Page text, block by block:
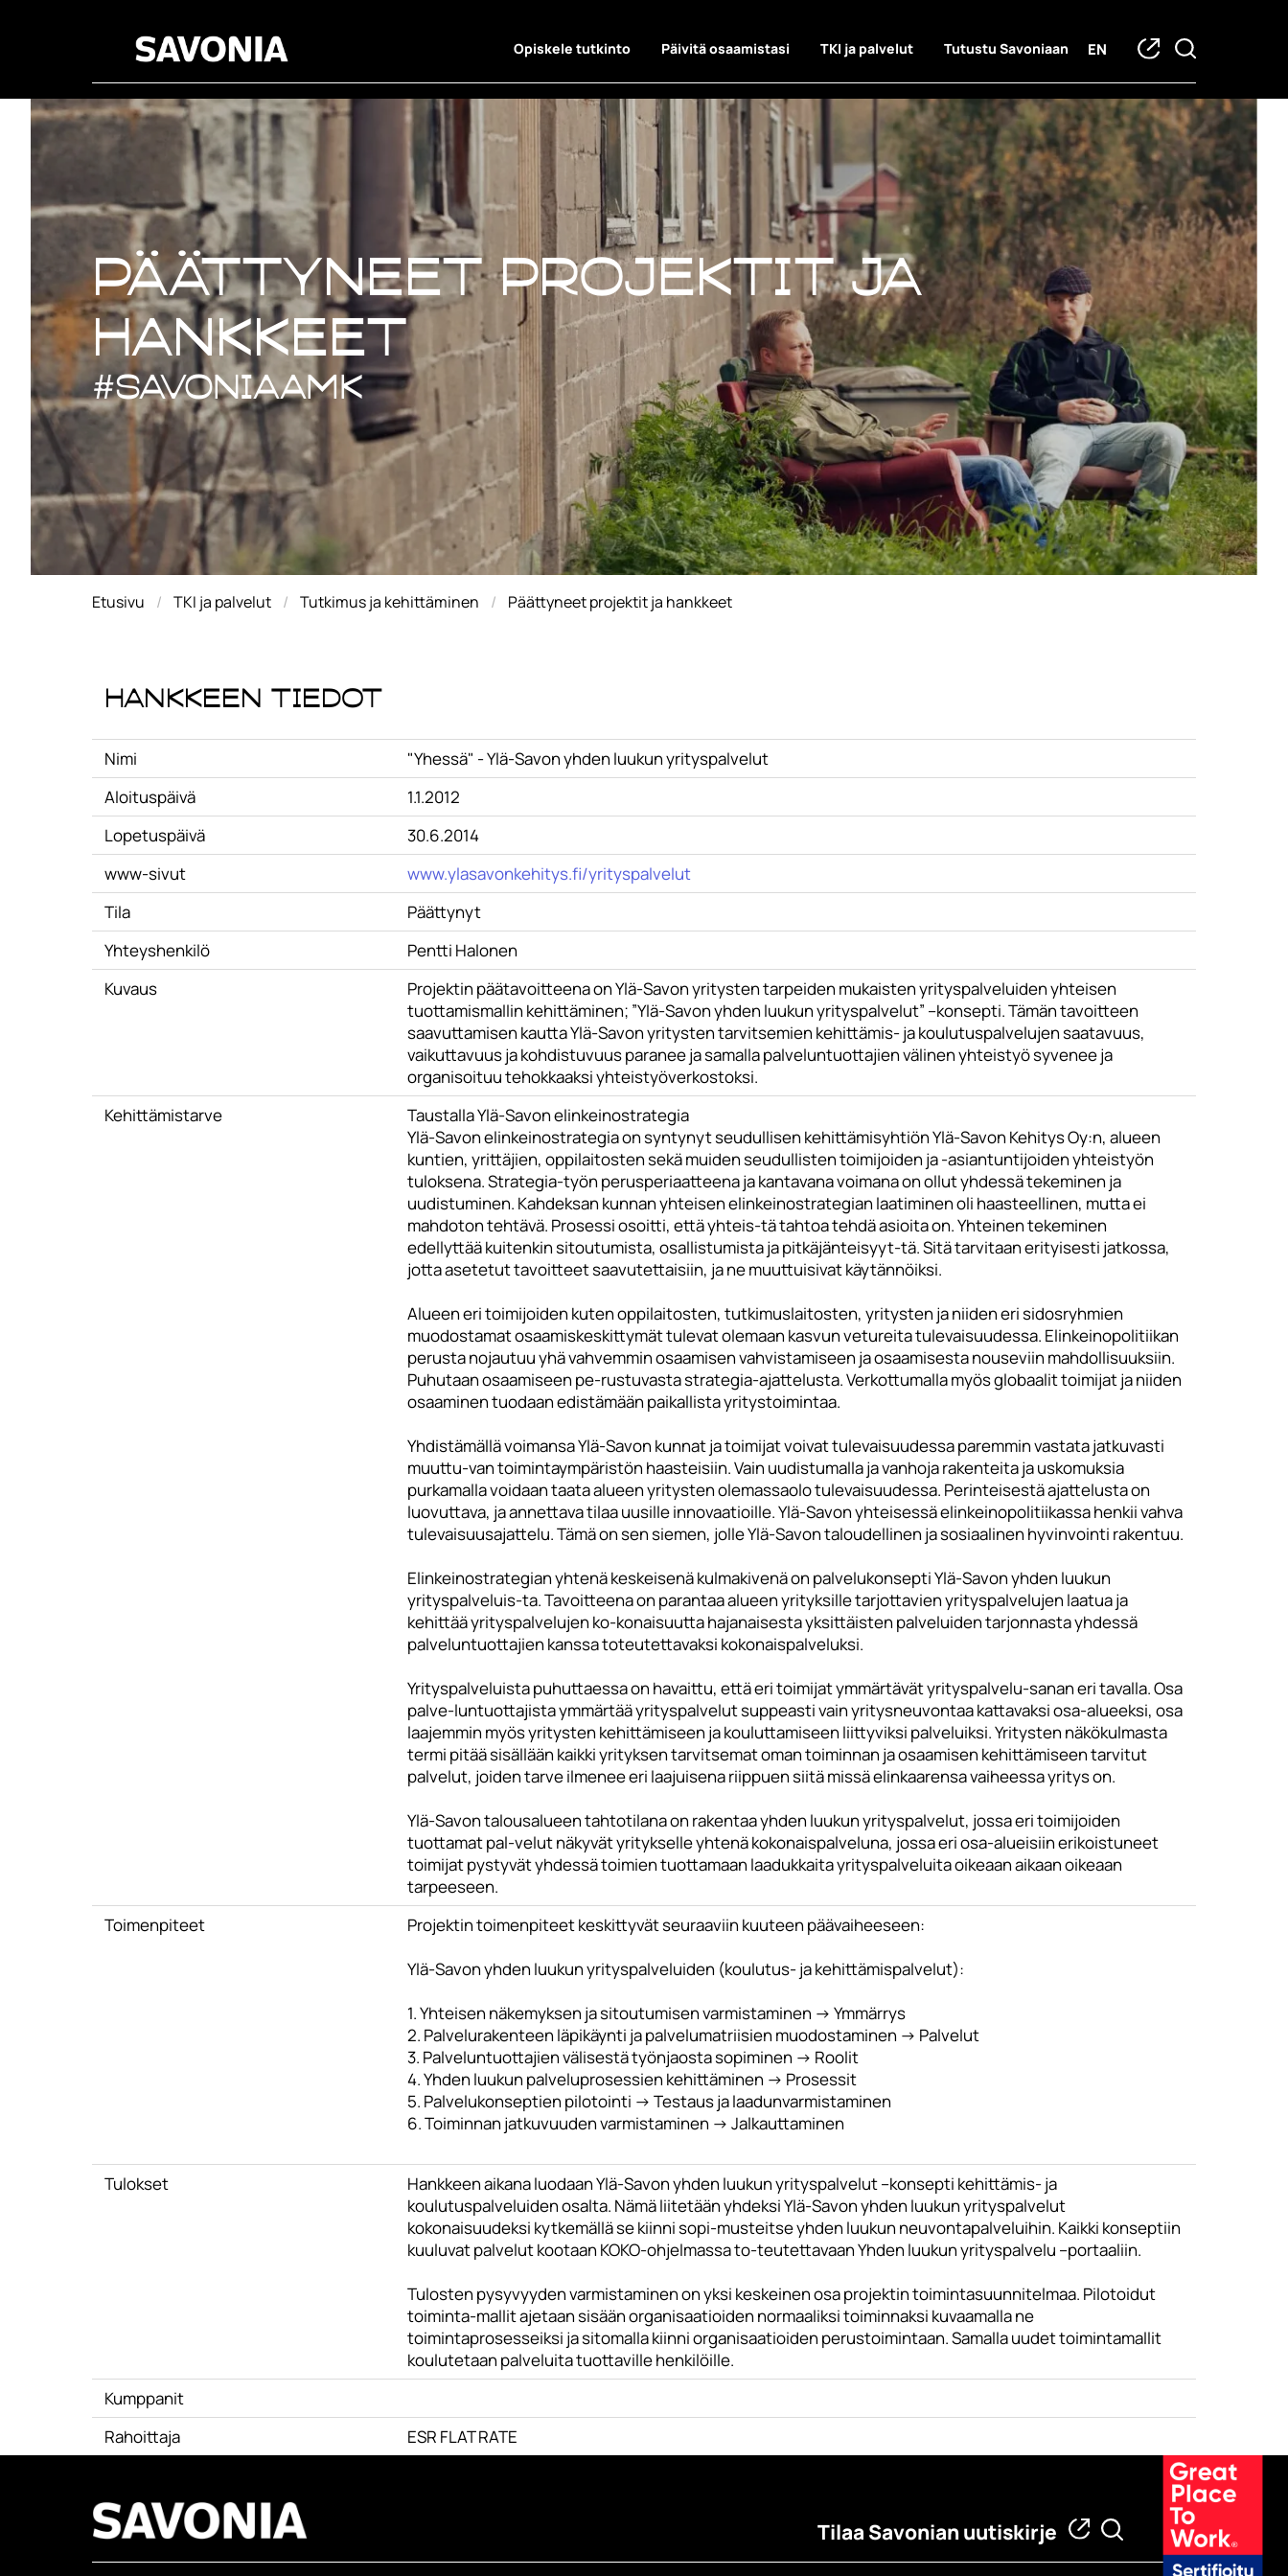
Opiskele tutkinto Päivitä osaamistasi TKI ja palvelut Tutustu Savoniaan EN
Päättyneet projektit ja hankkeet
Päättyneet projektit ja
hankkeet
#savoniaAMK
Etusivu TKI ja palvelut Tutkimus ja kehittäminen Päättyneet projektit ja hankkeet
Hankkeen tiedot
Nimi
"Yhessä" - Ylä-Savon yhden luukun yrityspalvelut
Aloituspäivä
1.1.2012
Lopetuspäivä
30.6.2014
www-sivut
www.ylasavonkehitys.fi/yrityspalvelut
Tila
Päättynyt
Yhteyshenkilö
Pentti Halonen
Kuvaus
Projektin päätavoitteena on Ylä-Savon yritysten tarpeiden mukaisten yrityspalveluiden yhteisen
tuottamismallin kehittäminen; ”Ylä-Savon yhden luukun yrityspalvelut” –konsepti. Tämän tavoitteen
saavuttamisen kautta Ylä-Savon yritysten tarvitsemien kehittämis- ja koulutuspalvelujen saatavuus,
vaikuttavuus ja kohdistuvuus paranee ja samalla palveluntuottajien välinen yhteistyö syvenee ja
organisoituu tehokkaaksi yhteistyöverkostoksi.
Kehittämistarve
Taustalla Ylä-Savon elinkeinostrategia
Ylä-Savon elinkeinostrategia on syntynyt seudullisen kehittämisyhtiön Ylä-Savon Kehitys Oy:n, alueen
kuntien, yrittäjien, oppilaitosten sekä muiden seudullisten toimijoiden ja -asiantuntijoiden yhteistyön
tuloksena. Strategia-työn perusperiaatteena ja kantavana voimana on ollut yhdessä tekeminen ja
uudistuminen. Kahdeksan kunnan yhteisen elinkeinostrategian laatiminen oli haasteellinen, mutta ei
mahdoton tehtävä. Prosessi osoitti, että yhteis-tä tahtoa tehdä asioita on. Yhteinen tekeminen
edellyttää kuitenkin sitoutumista, osallistumista ja pitkäjänteisyyt-tä. Sitä tarvitaan erityisesti jatkossa,
jotta asetetut tavoitteet saavutettaisiin, ja ne muuttuisivat käytännöiksi.
Alueen eri toimijoiden kuten oppilaitosten, tutkimuslaitosten, yritysten ja niiden eri sidosryhmien
muodostamat osaamiskeskittymät tulevat olemaan kasvun vetureita tulevaisuudessa. Elinkeinopolitiikan
perusta nojautuu yhä vahvemmin osaamisen vahvistamiseen ja osaamisesta nouseviin mahdollisuuksiin.
Puhutaan osaamiseen pe-rustuvasta strategia-ajattelusta. Verkottumalla myös globaalit toimijat ja niiden
osaaminen tuodaan edistämään paikallista yritystoimintaa.
Yhdistämällä voimansa Ylä-Savon kunnat ja toimijat voivat tulevaisuudessa paremmin vastata jatkuvasti
muuttu-van toimintaympäristön haasteisiin. Vain uudistumalla ja vanhoja rakenteita ja uskomuksia
purkamalla voidaan taata alueen yritysten olemassaolo tulevaisuudessa. Perinteisestä ajattelusta on
luovuttava, ja annettava tilaa uusille innovaatioille. Ylä-Savon yhteisessä elinkeinopolitiikassa henkii vahva
tulevaisuusajattelu. Tämä on sen siemen, jolle Ylä-Savon taloudellinen ja sosiaalinen hyvinvointi rakentuu.
Elinkeinostrategian yhtenä keskeisenä kulmakivenä on palvelukonsepti Ylä-Savon yhden luukun
yrityspalveluis-ta. Tavoitteena on parantaa alueen yrityksille tarjottavien yrityspalvelujen laatua ja
kehittää yrityspalvelujen ko-konaisuutta hajanaisesta yksittäisten palveluiden tarjonnasta yhdessä
palveluntuottajien kanssa toteutettavaksi kokonaispalveluksi.
Yrityspalveluista puhuttaessa on havaittu, että eri toimijat ymmärtävät yrityspalvelu-sanan eri tavalla. Osa
palve-luntuottajista ymmärtää yrityspalvelut suppeasti vain yritysneuvontaa kattavaksi osa-alueeksi, osa
laajemmin myös yritysten kehittämiseen ja kouluttamiseen liittyviksi palveluiksi. Yritysten näkökulmasta
termi pitää sisällään kaikki yrityksen tarvitsemat oman toiminnan ja osaamisen kehittämiseen tarvitut
palvelut, joiden tarve ilmenee eri laajuisena riippuen siitä missä elinkaarensa vaiheessa yritys on.
Ylä-Savon talousalueen tahtotilana on rakentaa yhden luukun yrityspalvelut, jossa eri toimijoiden
tuottamat pal-velut näkyvät yritykselle yhtenä kokonaispalveluna, jossa eri osa-alueisiin erikoistuneet
toimijat pystyvät yhdessä toimien tuottamaan laadukkaita yrityspalveluita oikeaan aikaan oikeaan
tarpeeseen.
Toimenpiteet
Projektin toimenpiteet keskittyvät seuraaviin kuuteen päävaiheeseen:
Ylä-Savon yhden luukun yrityspalveluiden (koulutus- ja kehittämispalvelut):
1. Yhteisen näkemyksen ja sitoutumisen varmistaminen -> Ymmärrys
2. Palvelurakenteen läpikäynti ja palvelumatriisien muodostaminen -> Palvelut
3. Palveluntuottajien välisestä työnjaosta sopiminen -> Roolit
4. Yhden luukun palveluprosessien kehittäminen -> Prosessit
5. Palvelukonseptien pilotointi -> Testaus ja laadunvarmistaminen
6. Toiminnan jatkuvuuden varmistaminen -> Jalkauttaminen
Tulokset
Hankkeen aikana luodaan Ylä-Savon yhden luukun yrityspalvelut –konsepti kehittämis- ja
koulutuspalveluiden osalta. Nämä liitetään yhdeksi Ylä-Savon yhden luukun yrityspalvelut
kokonaisuudeksi kytkemällä se kiinni sopi-musteitse yhden luukun neuvontapalveluihin. Kaikki konseptiin
kuuluvat palvelut kootaan KOKO-ohjelmassa to-teutettavaan Yhden luukun yrityspalvelu –portaaliin.
Tulosten pysyvyyden varmistaminen on yksi keskeinen osa projektin toimintasuunnitelmaa. Pilotoidut
toiminta-mallit ajetaan sisään organisaatioiden normaaliksi toiminnaksi kuvaamalla ne
toimintaprosesseiksi ja sitomalla kiinni organisaatioiden perustoimintaan. Samalla uudet toimintamallit
koulutetaan palveluita tuottaville henkilöille.
Kumppanit
Rahoittaja
ESR FLAT RATE
Tilaa Savonian uutiskirje